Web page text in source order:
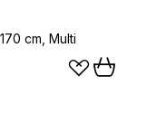
cm, Multi